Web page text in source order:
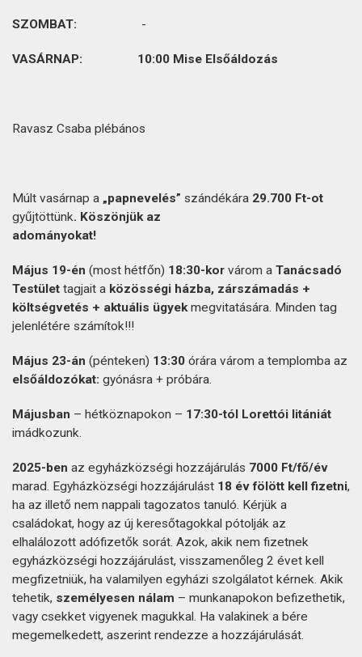
SZOMBAT: -
VASÁRNAP: 10:00 Mise Elsőáldozás
Ravasz Csaba plébános
Múlt vasárnap a „papnevelés” szándékára 29.700 Ft-ot
gyűjtöttünk. Köszönjük az
adományokat!
Május 19-én (most hétfőn) 18:30-kor várom a Tanácsadó
Testület tagjait a közösségi házba, zárszámadás +
költségvetés + aktuális ügyekmegvitatására. Minden tag
jelenlétére számítok!!!
Május 23-án (pénteken) 13:30 órára várom a templomba az
elsőáldozókat: gyónásra + próbára.
Májusban – hétköznapokon – 17:30-tól Lorettói litániát
imádkozunk.
2025-ben az egyházközségi hozzájárulás 7000 Ft/fő/év
marad. Egyházközségi hozzájárulást 18 év fölött kell fizetni,
ha az illető nem nappali tagozatos tanuló. Kérjük a
családokat, hogy az új keresőtagokkal pótolják az
elhalálozott adófizetők sorát. Azok, akik nem fizetnek
egyházközségi hozzájárulást, visszamenőleg 2 évet kell
megfizetniük, ha valamilyen egyházi szolgálatot kérnek. Akik
tehetik, személyesen nálam – munkanapokon befizethetik,
vagy csekket vigyenek magukkal. Ha valakinek a bére
megemelkedett, aszerint rendezze a hozzájárulását.